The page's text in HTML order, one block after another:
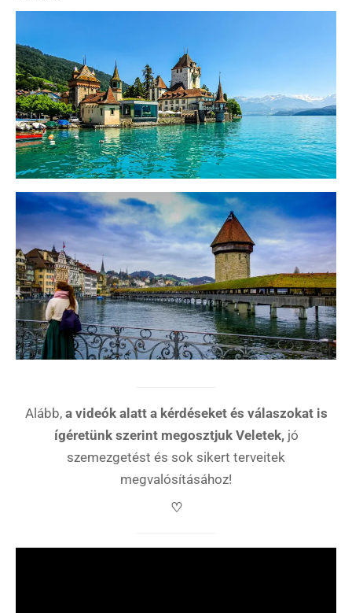
Alább, a videók alatt a kérdéseket és válaszokat is
ígéretünk szerint megosztjuk Veletek, jó
szemezgetést és sok sikert terveitek
megvalósításához!
♡